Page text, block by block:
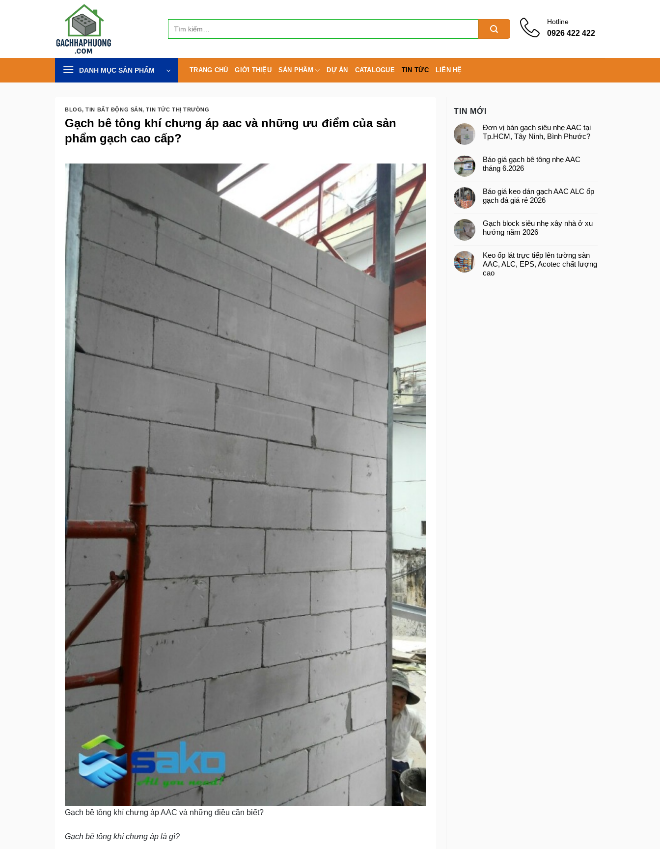
Hotline
0926 422 422
DANH MỤC SẢN PHẨM TRANG CHỦ GIỚI THIỆU SẢN PHẨM DỰ ÁN CATALOGUE TIN TỨC LIÊN HỆ
BLOG,TIN BẤT ĐỘNG SẢN,TIN TỨC THỊ TRƯỜNG
Gạch bê tông khí chưng áp aac và những ưu điểm của sản
phẩm gạch cao cấp?
Gạch bê tông khí chưng áp AAC và những điều cần biết?
Gạch bê tông khí chưng áp là gì?
TIN MỚI
Đơn vị bán gạch siêu nhẹ AAC tại
Tp.HCM, Tây Ninh, Bình Phước?
Báo giá gạch bê tông nhẹ AAC
tháng 6.2026
Báo giá keo dán gạch AAC ALC ốp
gạch đá giá rẻ 2026
Gạch block siêu nhẹ xây nhà ở xu
hướng năm 2026
Keo ốp lát trực tiếp lên tường sàn
AAC, ALC, EPS, Acotec chất lượng
cao